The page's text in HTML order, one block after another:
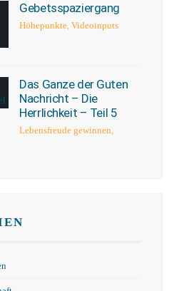
Gebetsspaziergang
Höhepunkte,Videoinputs
Das Ganze der Guten
Nachricht – Die
Herrlichkeit – Teil 5
Lebensfreude gewinnen,